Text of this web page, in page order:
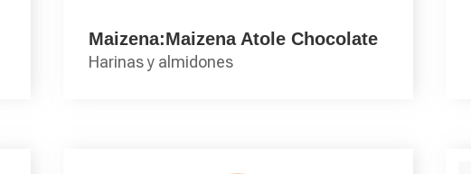
Maizena:Maizena Atole Chocolate
Harinas y almidones